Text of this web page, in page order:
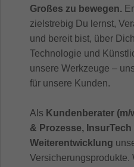
Großes zu bewegen.
zielstrebig Du lernst,
und bereit bist, über
Technologie und
unsere Werkzeuge –
für unsere Kunden.
Als Kundenberater
& Prozesse,
Weiterentwicklung